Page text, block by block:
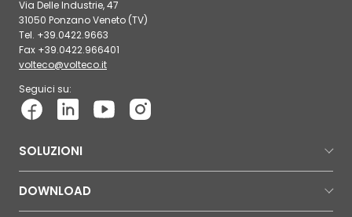
Via Delle Industrie, 47
31050 Ponzano Veneto (TV)
Tel. +39.0422.9663
Fax +39.0422.966401
volteco@volteco.it
Seguici su:
SOLUZIONI
DOWNLOAD